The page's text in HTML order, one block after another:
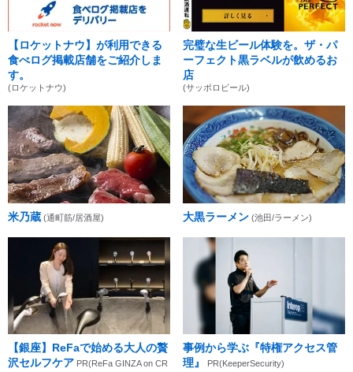
【ロケットナウ】が利用できる
食べログ掲載店舗をご紹介しま
す。
(ロケットナウ)
完璧な生ビール体験を。ザ・パ
ーフェクト黒ラベルが飲めるお
店
(サッポロビール)
米乃蔵 (通町筋/居酒屋) 大黒ラーメン (池田/ラーメン)
【銀座】ReFaで始める大人の贅
沢セルフケア PR(ReFa GINZA on CR
事例から学ぶ『特権アクセス管
理』
PR(KeeperSecurity)